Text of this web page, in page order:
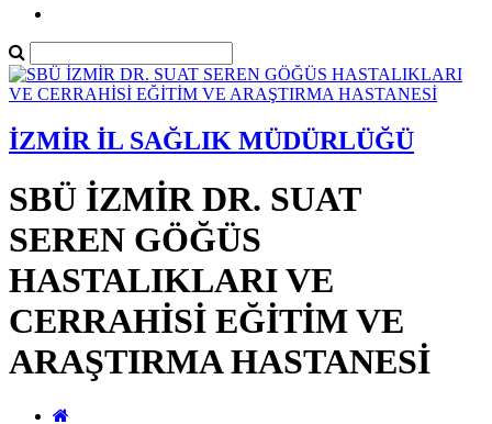
İZMİR İL SAĞLIK MÜDÜRLÜĞÜ
SBÜ İZMİR DR. SUAT
SEREN GÖĞÜS
HASTALIKLARI VE
CERRAHİSİ EĞİTİM VE
ARAŞTIRMA HASTANESİ